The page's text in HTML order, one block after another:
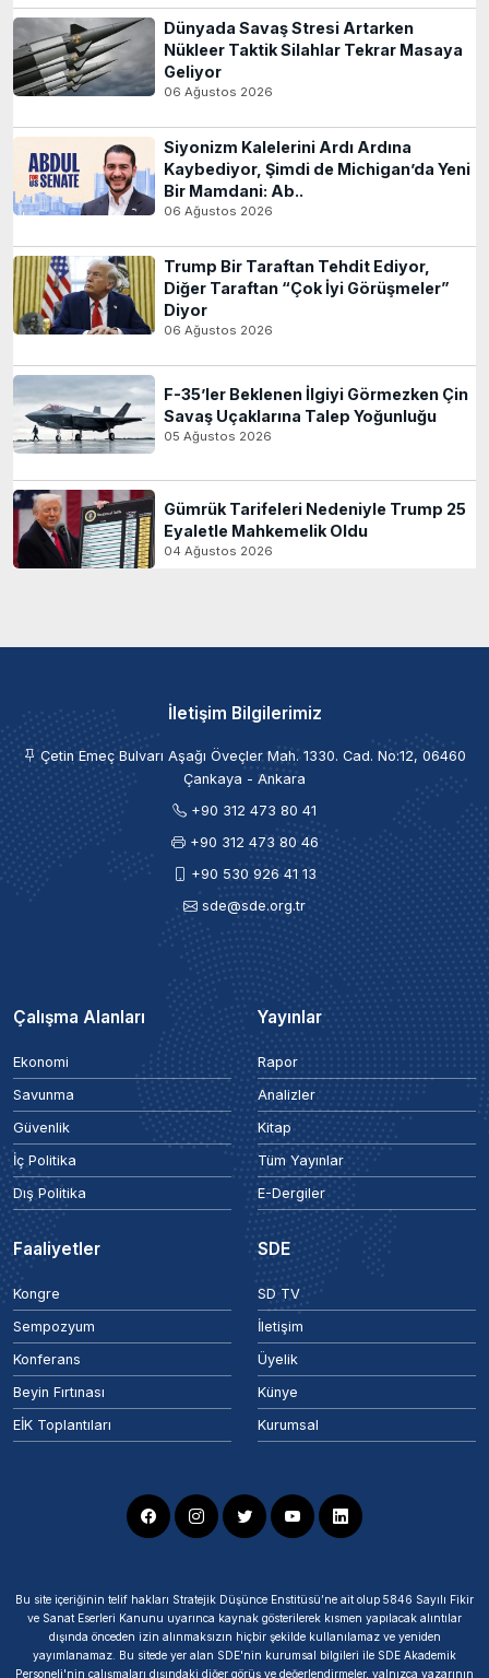
Dünyada Savaş Stresi Artarken
Nükleer Taktik Silahlar Tekrar Masaya
Geliyor
06 Ağustos 2026
Siyonizm Kalelerini Ardı Ardına
Kaybediyor, Şimdi de Michigan’da Yeni
Bir Mamdani: Ab..
06 Ağustos 2026
Trump Bir Taraftan Tehdit Ediyor,
Diğer Taraftan “Çok İyi Görüşmeler”
Diyor
06 Ağustos 2026
F-35’ler Beklenen İlgiyi Görmezken Çin
Savaş Uçaklarına Talep Yoğunluğu
05 Ağustos 2026
Gümrük Tarifeleri Nedeniyle Trump 25
Eyaletle Mahkemelik Oldu
04 Ağustos 2026
İletişim Bilgilerimiz
Çetin Emeç Bulvarı Aşağı Öveçler Mah. 1330. Cad. No:12, 06460
Çankaya - Ankara
+90 312 473 80 41
+90 312 473 80 46
+90 530 926 41 13
sde@sde.org.tr
Çalışma Alanları
Ekonomi
Savunma
Güvenlik
İç Politika
Dış Politika
Yayınlar
Rapor
Analizler
Kitap
Tüm Yayınlar
E-Dergiler
Faaliyetler
Kongre
Sempozyum
Konferans
Beyin Fırtınası
EİK Toplantıları
SDE
SD TV
İletişim
Üyelik
Künye
Kurumsal
Bu site içeriğinin telif hakları Stratejik Düşünce Enstitüsü’ne ait olup 5846 Sayılı Fikir
ve Sanat Eserleri Kanunu uyarınca kaynak gösterilerek kısmen yapılacak alıntılar
dışında önceden izin alınmaksızın hiçbir şekilde kullanılamaz ve yeniden
yayımlanamaz. Bu sitede yer alan SDE'nin kurumsal bilgileri ile SDE Akademik
Personeli'nin çalışmaları dışındaki diğer görüş ve değerlendirmeler, yalnızca yazarının